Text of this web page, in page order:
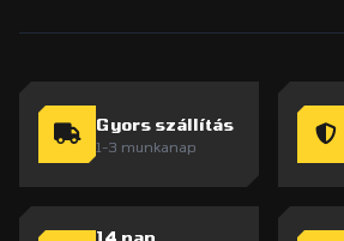
Gyors szállítás
1-3 munkanap
14 nap